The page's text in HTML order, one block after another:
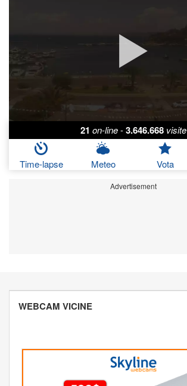
21 on-line-3.646.668 visite
Time-lapse Meteo Vota
Advertisement
WEBCAM VICINE